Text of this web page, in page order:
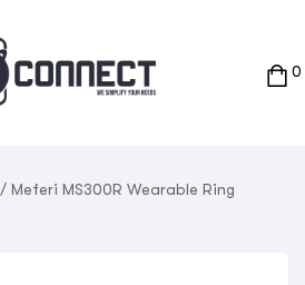
0
/ Meferi MS300R Wearable Ring